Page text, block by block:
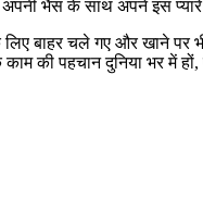
अपनी भैंस के साथ अपने इस
बाहर चले गए और खाने पर
की पहचान दुनिया भर में हों,